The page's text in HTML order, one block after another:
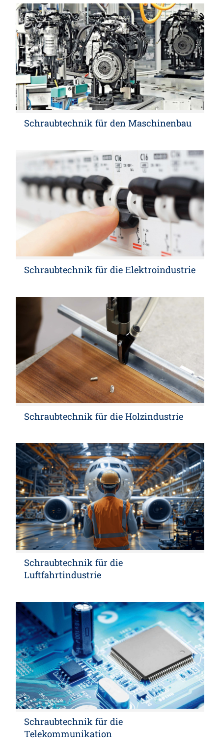
Schraubtechnik für den Maschinenbau
Schraubtechnik für die Elektroindustrie
Schraubtechnik für die Holzindustrie
Schraubtechnik für die
Luftfahrtindustrie
Schraubtechnik für die
Telekommunikation